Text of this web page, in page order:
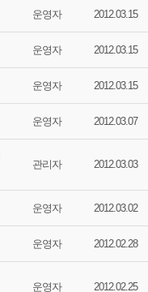
운영자 2012.03.15
운영자 2012.03.15
운영자 2012.03.15
운영자 2012.03.07
관리자 2012.03.03
운영자 2012.03.02
운영자 2012.02.28
운영자 2012.02.25